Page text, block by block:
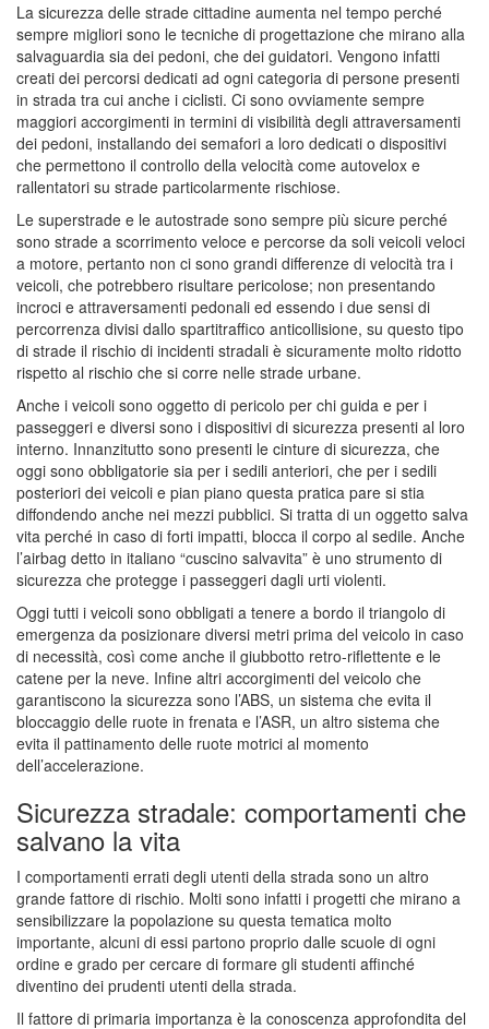
La sicurezza delle strade cittadine aumenta nel tempo perché
sempre migliori sono le tecniche di progettazione che mirano alla
salvaguardia sia dei pedoni, che dei guidatori. Vengono infatti
creati dei percorsi dedicati ad ogni categoria di persone presenti
in strada tra cui anche i ciclisti. Ci sono ovviamente sempre
maggiori accorgimenti in termini di visibilità degli attraversamenti
dei pedoni, installando dei semafori a loro dedicati o dispositivi
che permettono il controllo della velocità come autovelox e
rallentatori su strade particolarmente rischiose.
Le superstrade e le autostrade sono sempre più sicure perché
sono strade a scorrimento veloce e percorse da soli veicoli veloci
a motore, pertanto non ci sono grandi differenze di velocità tra i
veicoli, che potrebbero risultare pericolose; non presentando
incroci e attraversamenti pedonali ed essendo i due sensi di
percorrenza divisi dallo spartitraffico anticollisione, su questo tipo
di strade il rischio di incidenti stradali è sicuramente molto ridotto
rispetto al rischio che si corre nelle strade urbane.
Anche i veicoli sono oggetto di pericolo per chi guida e per i
passeggeri e diversi sono i dispositivi di sicurezza presenti al loro
interno. Innanzitutto sono presenti le cinture di sicurezza, che
oggi sono obbligatorie sia per i sedili anteriori, che per i sedili
posteriori dei veicoli e pian piano questa pratica pare si stia
diffondendo anche nei mezzi pubblici. Si tratta di un oggetto salva
vita perché in caso di forti impatti, blocca il corpo al sedile. Anche
l’airbag detto in italiano “cuscino salvavita” è uno strumento di
sicurezza che protegge i passeggeri dagli urti violenti.
Oggi tutti i veicoli sono obbligati a tenere a bordo il triangolo di
emergenza da posizionare diversi metri prima del veicolo in caso
di necessità, così come anche il giubbotto retro-riflettente e le
catene per la neve. Infine altri accorgimenti del veicolo che
garantiscono la sicurezza sono l’ABS, un sistema che evita il
bloccaggio delle ruote in frenata e l’ASR, un altro sistema che
evita il pattinamento delle ruote motrici al momento
dell’accelerazione.
Sicurezza stradale: comportamenti che
salvano la vita
I comportamenti errati degli utenti della strada sono un altro
grande fattore di rischio. Molti sono infatti i progetti che mirano a
sensibilizzare la popolazione su questa tematica molto
importante, alcuni di essi partono proprio dalle scuole di ogni
ordine e grado per cercare di formare gli studenti affinché
diventino dei prudenti utenti della strada.
Il fattore di primaria importanza è la conoscenza approfondita del